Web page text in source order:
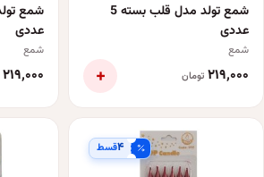
شمع تولد مدل قلب بسته 5
عددی
شمع
۲۱۹٬۰۰۰ تومان +
عددی
شمع
۲۱۹٬۰۰۰
۴قسط